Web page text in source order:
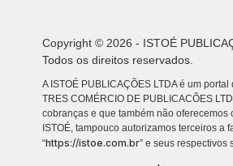
Copyright © 2026 - ISTOÉ
Todos os direitos reservados.
A ISTOÉ PUBLICAÇÕES LTDA é um
TRES COMÉRCIO DE PUBLICACÕES
cobranças e que também não
ISTOÉ, tampouco autorizamos terceiros
“https://istoe.com.br” e seus respectivos